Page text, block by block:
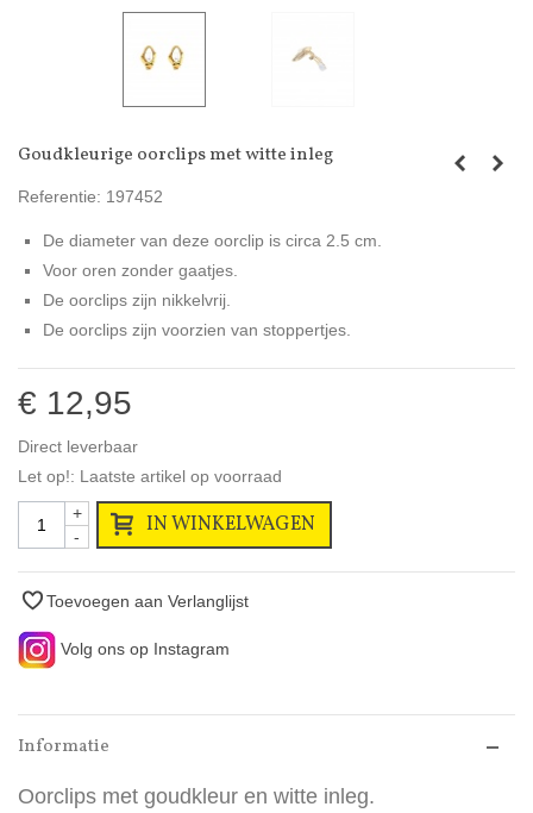
Goudkleurige oorclips met witte inleg
Referentie: 197452
De diameter van deze oorclip is circa 2.5 cm.
Voor oren zonder gaatjes.
De oorclips zijn nikkelvrij.
De oorclips zijn voorzien van stoppertjes.
€ 12,95
Direct leverbaar
Let op!: Laatste artikel op voorraad
-
+ IN WINKELWAGEN
Toevoegen aan Verlanglijst
Volg ons op Instagram
Informatie
Oorclips met goudkleur en witte inleg.